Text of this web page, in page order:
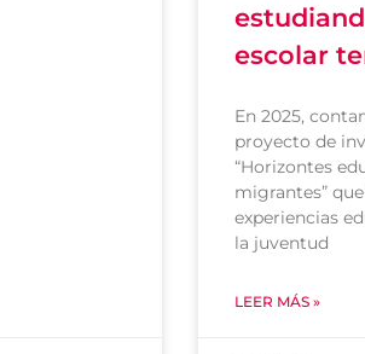
escolar
En 2025,
proyecto de
“Horizontes
migrantes”
experiencias
la juventud
LEER MÁS »